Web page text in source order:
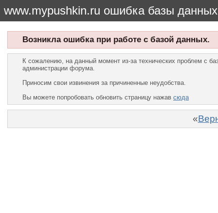
www.mypushkin.ru ошибка базы данных
Возникла ошибка при работе с базой данных.
К сожалению, на данный момент из-за технических проблем с
администрации форума.
Приносим свои извинения за причиненные неудобства.
Вы можете попробовать обновить страницу нажав сюда
«